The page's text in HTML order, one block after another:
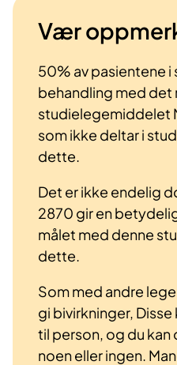
Vær
50% av pasientene i
behandling med det
studielegemiddelet
som ikke deltar i
dette.
Det er ikke endelig
2870 gir en
målet med denne
dette.
Som med andre
gi bivirkninger,
til person, og du
noen eller ingen.